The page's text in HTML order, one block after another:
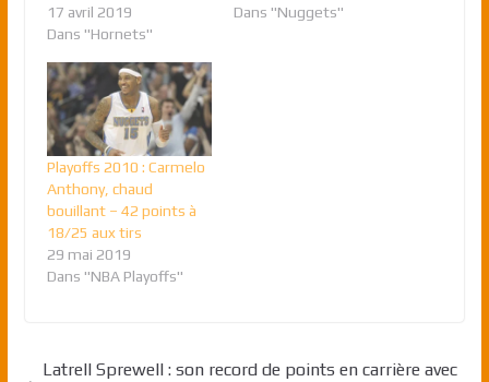
17 avril 2019
Dans "Hornets"
Dans "Nuggets"
Playoffs 2010 : Carmelo
Anthony, chaud
bouillant – 42 points à
18/25 aux tirs
29 mai 2019
Dans "NBA Playoffs"
Latrell Sprewell : son record de points en carrière avec